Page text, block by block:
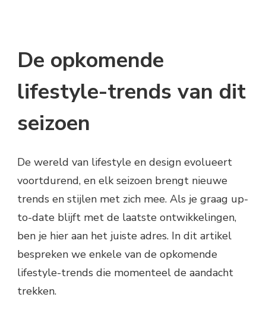
De opkomende
lifestyle-trends van dit
seizoen
De wereld van lifestyle en design evolueert
voortdurend, en elk seizoen brengt nieuwe
trends en stijlen met zich mee. Als je graag up-
to-date blijft met de laatste ontwikkelingen,
ben je hier aan het juiste adres. In dit artikel
bespreken we enkele van de opkomende
lifestyle-trends die momenteel de aandacht
trekken.